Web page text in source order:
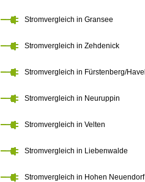
Stromvergleich in Gransee
Stromvergleich in Zehdenick
Stromvergleich in Fürstenberg/Havel
Stromvergleich in Neuruppin
Stromvergleich in Velten
Stromvergleich in Liebenwalde
Stromvergleich in Hohen Neuendorf